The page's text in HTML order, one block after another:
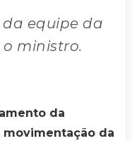
equipe da
o ministro.
da
da